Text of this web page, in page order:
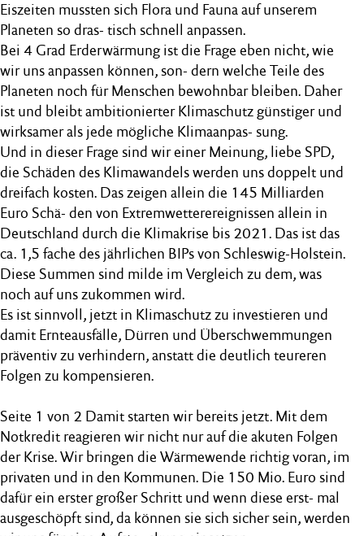
Eiszeiten mussten sich Flora und Fauna auf unserem
Planeten so dras- tisch schnell anpassen.
Bei 4 Grad Erderwärmung ist die Frage eben nicht, wie
wir uns anpassen können, son- dern welche Teile des
Planeten noch für Menschen bewohnbar bleiben. Daher
ist und bleibt ambitionierter Klimaschutz günstiger und
wirksamer als jede mögliche Klimaanpas- sung.
Und in dieser Frage sind wir einer Meinung, liebe SPD,
die Schäden des Klimawandels werden uns doppelt und
dreifach kosten. Das zeigen allein die 145 Milliarden
Euro Schä- den von Extremwetterereignissen allein in
Deutschland durch die Klimakrise bis 2021. Das ist das
ca. 1,5 fache des jährlichen BIPs von Schleswig-Holstein.
Diese Summen sind milde im Vergleich zu dem, was
noch auf uns zukommen wird.
Es ist sinnvoll, jetzt in Klimaschutz zu investieren und
damit Ernteausfälle, Dürren und Überschwemmungen
präventiv zu verhindern, anstatt die deutlich teureren
Folgen zu kompensieren.
Seite 1 von 2 Damit starten wir bereits jetzt. Mit dem
Notkredit reagieren wir nicht nur auf die akuten Folgen
der Krise. Wir bringen die Wärmewende richtig voran, im
privaten und in den Kommunen. Die 150 Mio. Euro sind
dafür ein erster großer Schritt und wenn diese erst- mal
ausgeschöpft sind, da können sie sich sicher sein, werden